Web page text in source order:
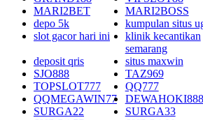
MARI2BET
MARI2BOSS
depo 5k
kumpulan situs
slot gacor hari ini
klinik kecantikan
semarang
deposit qris
situs maxwin
SJO888
TAZ969
TOPSLOT777
QQ777
QQMEGAWIN77
DEWAHOKI888
SURGA22
SURGA33